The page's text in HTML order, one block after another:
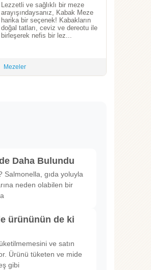
Lezzetli ve sağlıklı bir meze
arayışındaysanız, Kabak Meze
harika bir seçenek! Kabakların
doğal tatları, ceviz ve dereotu ile
birleşerek nefis bir lez...
Mezeler
Daha Bulundu
Salmonella, gıda yoluyla
neden olabilen bir
ürününün de ki
ve satın
Ürünü tüketen ve mide
gibi